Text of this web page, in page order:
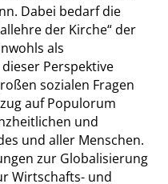
Dabei bedarf die
der Kirche“ der
als
Perspektive
sozialen Fragen
auf Populorum
und
und aller Menschen.
zur Globalisierung
Wirtschafts- und